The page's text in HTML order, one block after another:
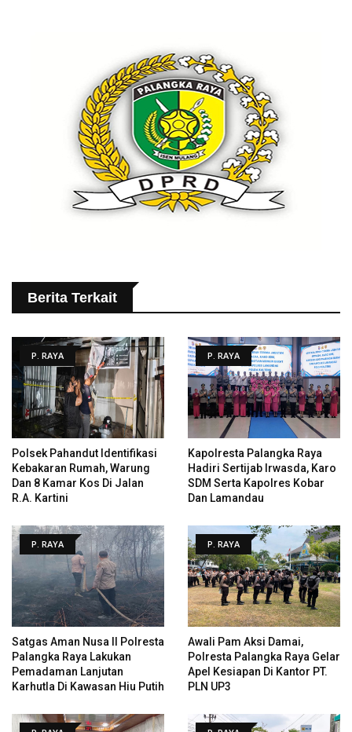
Berita Terkait
P. RAYA
Polsek Pahandut Identifikasi
Kebakaran Rumah, Warung
Dan 8 Kamar Kos Di Jalan
R.A. Kartini
P. RAYA
Kapolresta Palangka Raya
Hadiri Sertijab Irwasda, Karo
SDM Serta Kapolres Kobar
Dan Lamandau
P. RAYA
Satgas Aman Nusa II Polresta
Palangka Raya Lakukan
Pemadaman Lanjutan
Karhutla Di Kawasan Hiu Putih
P. RAYA
Awali Pam Aksi Damai,
Polresta Palangka Raya Gelar
Apel Kesiapan Di Kantor PT.
PLN UP3